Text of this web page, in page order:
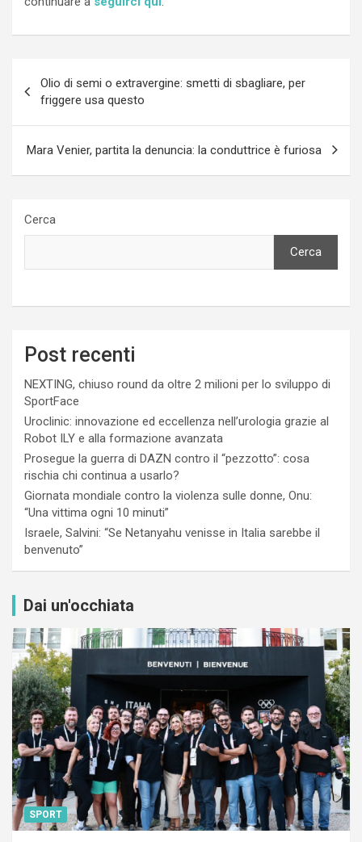
articoli
Olio di semi o extravergine: smetti di sbagliare, per
friggere usa questo
Mara Venier, partita la denuncia: la conduttrice è furiosa
Cerca
Cerca
Post recenti
NEXTING, chiuso round da oltre 2 milioni per lo sviluppo di
SportFace
Uroclinic: innovazione ed eccellenza nell’urologia grazie al
Robot ILY e alla formazione avanzata
Prosegue la guerra di DAZN contro il “pezzotto”: cosa
rischia chi continua a usarlo?
Giornata mondiale contro la violenza sulle donne, Onu:
“Una vittima ogni 10 minuti”
Israele, Salvini: “Se Netanyahu venisse in Italia sarebbe il
benvenuto”
Dai un'occhiata
SPORT